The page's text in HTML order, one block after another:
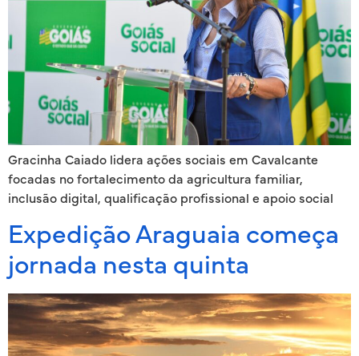
Gracinha Caiado lidera ações sociais em Cavalcante
focadas no fortalecimento da agricultura familiar,
inclusão digital, qualificação profissional e apoio social
Expedição Araguaia começa
jornada nesta quinta